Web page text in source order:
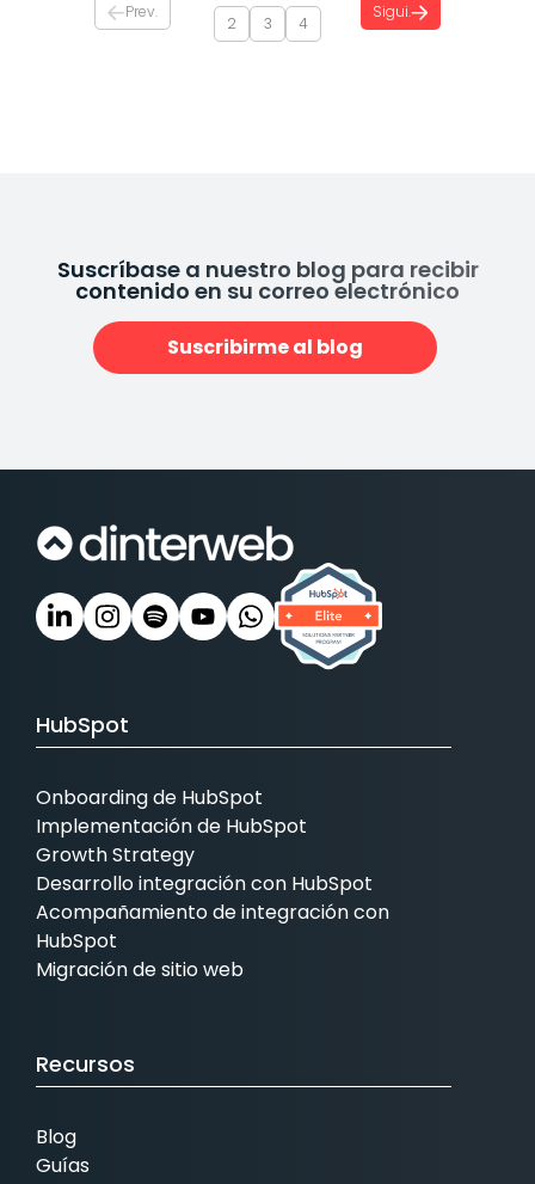
2 3 4
Prev. Sigui.
Suscríbase a nuestro blog para recibir
contenido en su correo electrónico
Suscribirme al blog
HubSpot
Onboarding de HubSpot
Implementación de HubSpot
Growth Strategy
Desarrollo integración con HubSpot
Acompañamiento de integración con
HubSpot
Migración de sitio web
Recursos
Blog
Guías